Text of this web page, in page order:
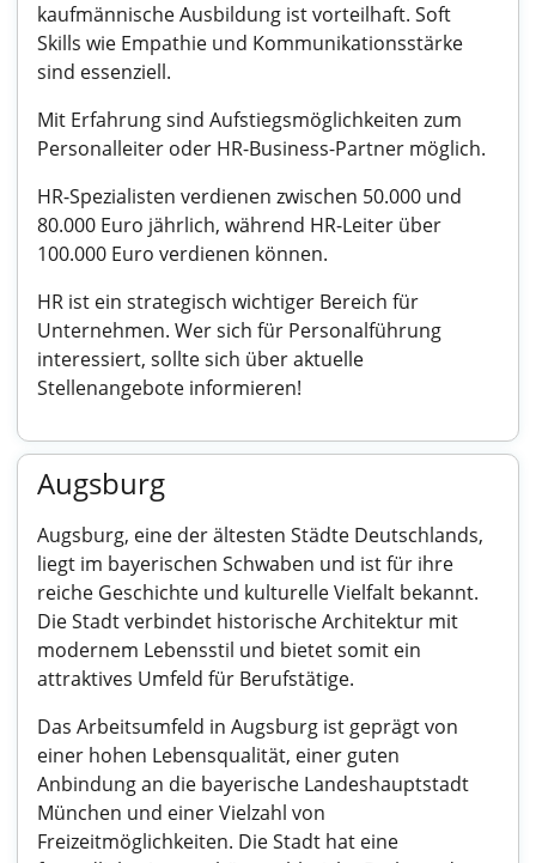
kaufmännische Ausbildung ist vorteilhaft. Soft
Skills wie Empathie und Kommunikationsstärke
sind essenziell.
Mit Erfahrung sind Aufstiegsmöglichkeiten zum
Personalleiter oder HR-Business-Partner möglich.
HR-Spezialisten verdienen zwischen 50.000 und
80.000 Euro jährlich, während HR-Leiter über
100.000 Euro verdienen können.
HR ist ein strategisch wichtiger Bereich für
Unternehmen. Wer sich für Personalführung
interessiert, sollte sich über aktuelle
Stellenangebote informieren!
Augsburg
Augsburg, eine der ältesten Städte Deutschlands,
liegt im bayerischen Schwaben und ist für ihre
reiche Geschichte und kulturelle Vielfalt bekannt.
Die Stadt verbindet historische Architektur mit
modernem Lebensstil und bietet somit ein
attraktives Umfeld für Berufstätige.
Das Arbeitsumfeld in Augsburg ist geprägt von
einer hohen Lebensqualität, einer guten
Anbindung an die bayerische Landeshauptstadt
München und einer Vielzahl von
Freizeitmöglichkeiten. Die Stadt hat eine